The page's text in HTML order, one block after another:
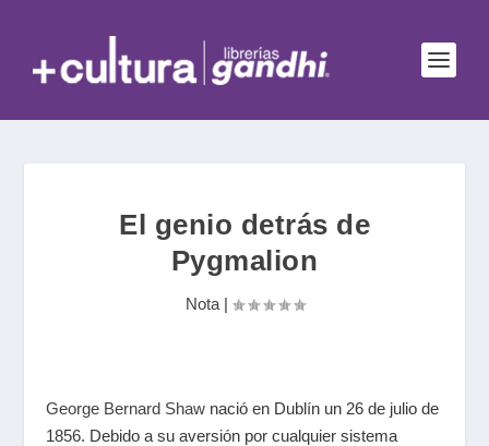
El genio detrás de
Pygmalion
Nota|
George Bernard Shaw nació en Dublín un 26 de julio de
1856. Debido a su aversión por cualquier sistema